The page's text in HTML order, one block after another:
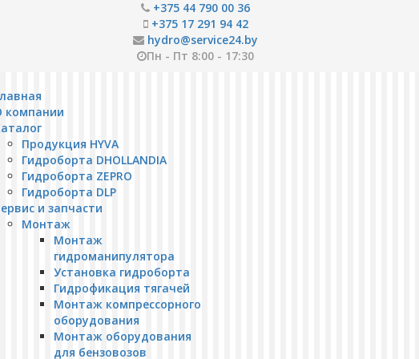
+375 44 790 00 36
+375 17 291 94 42
hydro@service24.by
Пн - Пт 8:00 - 17:30
компании
Продукция HYVA
Гидроборта DHOLLANDIA
Гидроборта ZEPRO
Гидроборта DLP
и запчасти
Монтаж
Монтаж
гидроманипулятора
Установка гидроборта
Гидрофикация тягачей
Монтаж компрессорного
оборудования
Монтаж оборудования
для бензовозов